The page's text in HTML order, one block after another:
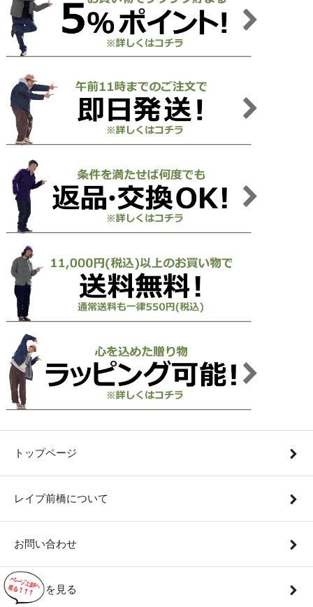
トップページ
レイブ前橋について
お問い合わせ
カートを見る